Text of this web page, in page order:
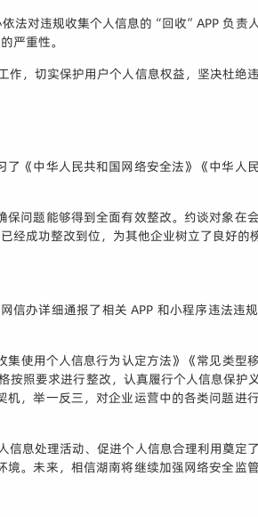
法对违规收集个人信息的“回收”APP 负责
严重性。
，切实保护用户个人信息权益，坚决杜绝
《中华人民共和国网络安全法》《中华人
问题能够得到全面有效整改。约谈对象在
成功整改到位，为其他企业树立了良好的榜
办详细通报了相关 APP 和小程序违法违
使用个人信息行为认定方法》《常见类型
照要求进行整改，认真履行个人信息保护
，举一反三，对企业运营中的各类问题进
息处理活动、促进个人信息合理利用奠定
。未来，相信湖南将继续加强网络安全监